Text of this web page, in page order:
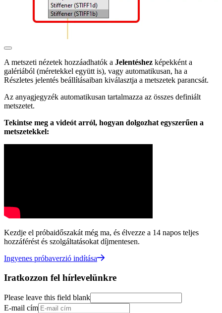
A metszeti nézetek hozzáadhatók a Jelentéshez képekként a
galériából (méretekkel együtt is), vagy automatikusan, ha a
Részletes jelentés beállításaiban kiválasztja a metszetek parancsát.
Az anyagjegyzék automatikusan tartalmazza az összes definiált
metszetet.
Tekintse meg a videót arról, hogyan dolgozhat egyszerűen a
metszetekkel:
Kezdje el próbaidőszakát még ma, és élvezze a 14 napos teljes
hozzáférést és szolgáltatásokat díjmentesen.
Ingyenes próbaverzió indítása
Iratkozzon fel hírlevelünkre
Please leave this field blank
E-mail cím